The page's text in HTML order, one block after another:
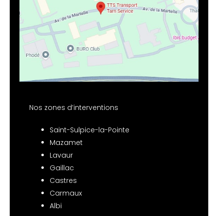
Nos zones d’interventions
Saint-Sulpice-la-Pointe
Mazamet
Lavaur
Gaillac
Castres
Carmaux
Albi